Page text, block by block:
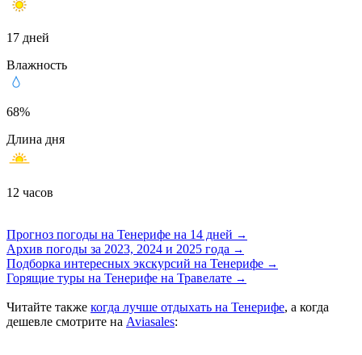
17 дней
Влажность
68%
Длина дня
12 часов
Прогноз погоды на Тенерифе на 14 дней →
Архив погоды за 2023, 2024 и 2025 годa →
Подборка интересных экскурсий на Тенерифе →
Горящие туры на Тенерифе на Травелате →
Читайте также когда лучше отдыхать на Тенерифе, а когда
дешевле смотрите на Aviasales: